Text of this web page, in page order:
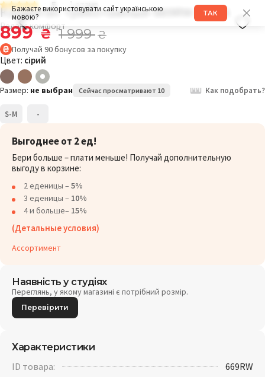
Бажаєте використовувати сайт українською
мовою?
ТАК
5 1 отзыв
Кардиган трикотажный 669RW сірий
Релакс комфорт
899₴ 1 999₴
Получай 90бонусов за покупку
Цвет: сірий
Размер: не выбран Сейчас просматривают 10 Как подобрать?
S-M -
Выгоднее от 2 ед!
Бери больше – плати меньше! Получай дополнительную
выгоду в корзине:
2 еденицы – 5%
3 еденицы – 10%
4 и больше– 15%
(Детальные условия)
Ассортимент
Наявність у студіях
Переглянь, у якому магазині є потрібний розмір.
Перевірити
Характеристики
ID товара:
669RW